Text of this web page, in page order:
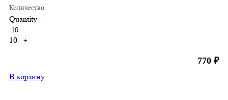
Количество:
Quantity -
10 +
770 ₽
В корзину